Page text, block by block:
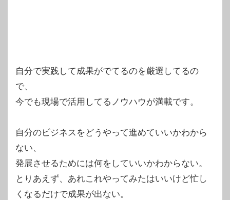
自分で実践して成果がでてるのを厳選してるの
で、
今でも現場で活用してるノウハウが満載です。
自分のビジネスをどうやって進めていいかわから
ない、
発展させるためには何をしていいかわからない。
とりあえず、あれこれやってみたはいいけど忙し
くなるだけで成果が出ない。